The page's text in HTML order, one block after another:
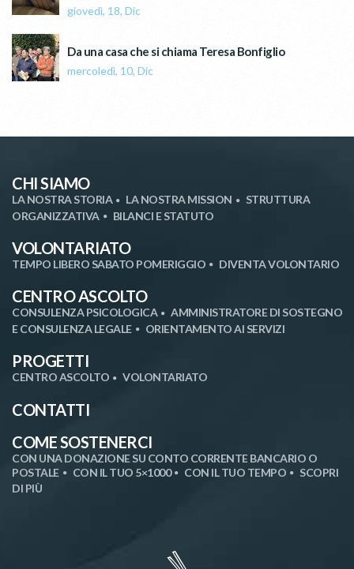
giovedì, 18, Dic
Da una casa che si chiama Teresa Bonfiglio
mercoledì, 10, Dic
CHI SIAMO
LA NOSTRA STORIA LA NOSTRA MISSION
STRUTTURA
ORGANIZZATIVA
BILANCI E STATUTO
VOLONTARIATO
TEMPO LIBERO SABATO POMERIGGIO DIVENTA VOLONTARIO
CENTRO ASCOLTO
CONSULENZA PSICOLOGICA
AMMINISTRATORE DI SOSTEGNO
E CONSULENZA LEGALE
ORIENTAMENTO AI SERVIZI
PROGETTI
CENTRO ASCOLTO VOLONTARIATO
CONTATTI
COME SOSTENERCI
CON UNA DONAZIONE SU CONTO CORRENTE BANCARIO O
POSTALE
CON IL TUO 5×1000 CON IL TUO TEMPO
SCOPRI
DI PIÙ